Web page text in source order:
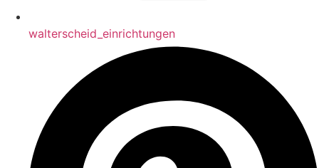
walterscheid_einrichtungen